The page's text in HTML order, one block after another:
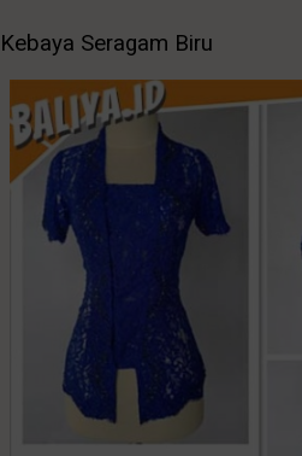
Kebaya Seragam Biru